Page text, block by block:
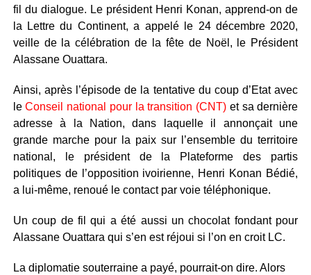
fil du dialogue. Le président Henri Konan, apprend-on de
la Lettre du Continent, a appelé le 24 décembre 2020,
veille de la célébration de la fête de Noël, le Président
Alassane Ouattara.
Ainsi, après l’épisode de la tentative du coup d’Etat avec
leConseil national pour la transition (CNT) et sa dernière
adresse à la Nation, dans laquelle il annonçait une
grande marche pour la paix sur l’ensemble du territoire
national, le président de la Plateforme des partis
politiques de l’opposition ivoirienne, Henri Konan Bédié,
a lui-même, renoué le contact par voie téléphonique.
Un coup de fil qui a été aussi un chocolat fondant pour
Alassane Ouattara qui s’en est réjoui si l’on en croit LC.
La diplomatie souterraine a payé, pourrait-on dire. Alors